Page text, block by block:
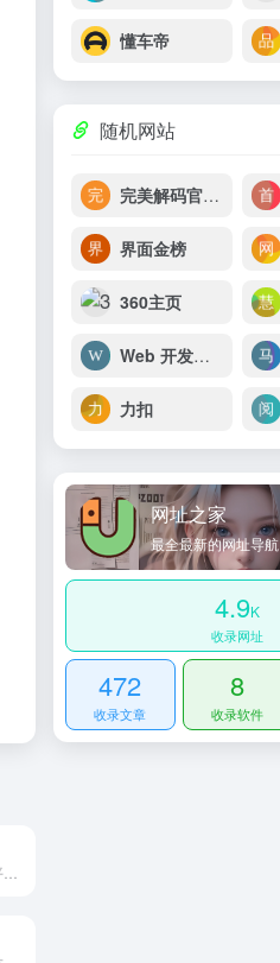
懂车帝
随机网站
完美解码官方网站
界面金榜
360主页
Web 开发技术 | MDN
力扣
网址之家
最全最新的网址导航
4.9K
收录网址
472
收录文章
8
收录软件